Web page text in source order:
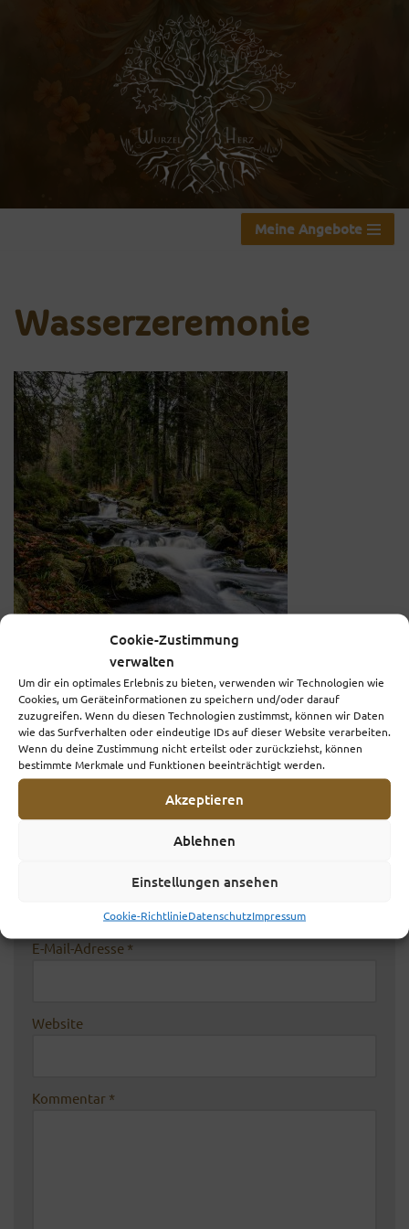
Cookie-Zustimmung
verwalten
Um dir ein optimales Erlebnis zu bieten, verwenden wir Technologien wie
Cookies, um Geräteinformationen zu speichern und/oder darauf
zuzugreifen. Wenn du diesen Technologien zustimmst, können wir Daten
wie das Surfverhalten oder eindeutige IDs auf dieser Website verarbeiten.
Wenn du deine Zustimmung nicht erteilst oder zurückziehst, können
bestimmte Merkmale und Funktionen beeinträchtigt werden.
Akzeptieren
Ablehnen
Einstellungen ansehen
Cookie-RichtlinieDatenschutzImpressum
Meine Angebote
Wasserzeremonie
Wasserzeremonie München
Schreibe einen Kommentar
Deine E-Mail-Adresse wird nicht veröffentlicht.
E-Mail-Adresse *
Website
Kommentar *